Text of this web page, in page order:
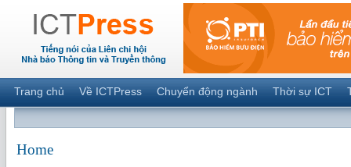
Trang chủ Về ICTPress Chuyển động ngành Thời sự ICT
Home